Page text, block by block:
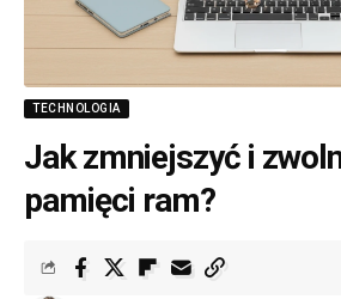
TECHNOLOGIA
Jak zmniejszyć i
pamięci ram?